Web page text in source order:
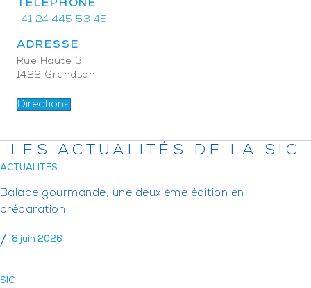
TÉLÉPHONE
+41 24 445 53 45
ADRESSE
Rue Haute 3,
1422 Grandson
Directions
LES ACTUALITÉS DE LA SIC
ACTUALITÉS
Balade gourmande, une deuxième édition en
préparation
8 juin 2026
SIC